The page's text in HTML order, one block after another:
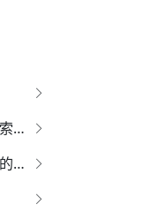
站点变更日志：如何用变更历史帮助搜索恢复排名
站点加速器：预连接、预加载、预获取的合理组合策略